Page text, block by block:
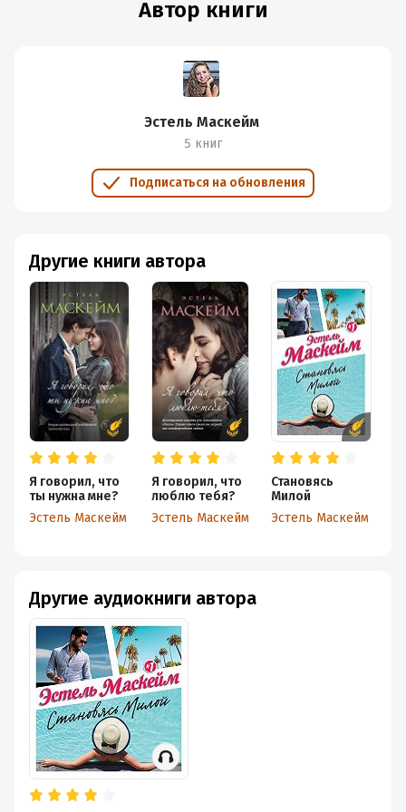
Автор книги
Эстель Маскейм
5 книг
Подписаться на обновления
Другие книги автора
Я говорил, что
ты нужна мне?
Эстель Маскейм
Я говорил, что
люблю тебя?
Эстель Маскейм
Становясь
Милой
Эстель Маскейм
Другие аудиокниги автора